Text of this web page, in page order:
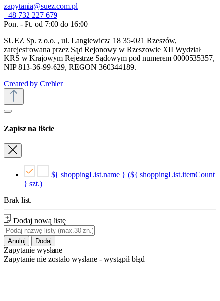
zapytania@suez.com.pl
+48 732 227 679
Pon. - Pt. od 7:00 do 16:00
SUEZ Sp. z o.o. , ul. Langiewicza 18 35-021 Rzeszów,
zarejestrowana przez Sąd Rejonowy w Rzeszowie XII Wydział
KRS w Krajowym Rejestrze Sądowym pod numerem 0000535357,
NIP 813-36-99-629, REGON 360344189.
Created by Crehler
Zapisz na liście
${ shoppingList.name } (${ shoppingList.itemCount
} szt.)
Brak list.
Dodaj nową listę
Anuluj Dodaj
Zapytanie wysłane
Zapytanie nie zostało wysłane - wystąpił błąd